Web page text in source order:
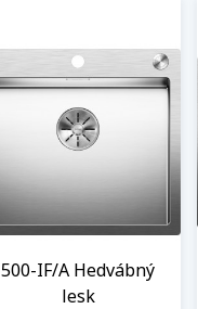
500-IF/A Hedvábný
lesk